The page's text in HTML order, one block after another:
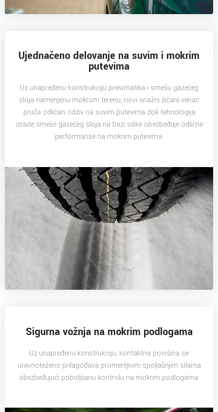
Ujednačeno delovanje na suvim i mokrim
putevima
Uz unapređenu konstrukciju pneumatika i smešu gazećeg
sloja namenjenu mokrom terenu, novi snažni žičani venac
pruža odličan odziv na suvim putevima dok tehnologija
izrade smeše gazećeg sloja na bazi silike obezbeđuje odlične
performanse na mokrim putevima.
Sigurna vožnja na mokrim podlogama
Uz unapređenu konstrukciju, kontaktna površina se
uravnoteženo prilagođava promenljivim spoljašnjim silama
obezbeđujući poboljšanu kontrolu na mokrim podlogama.